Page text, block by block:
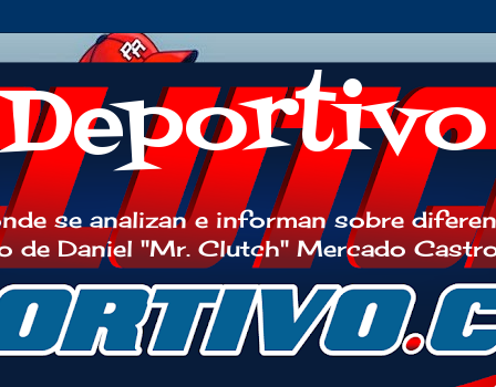
se analizan e informan sobre
de Daniel "Mr. Clutch" Mercado